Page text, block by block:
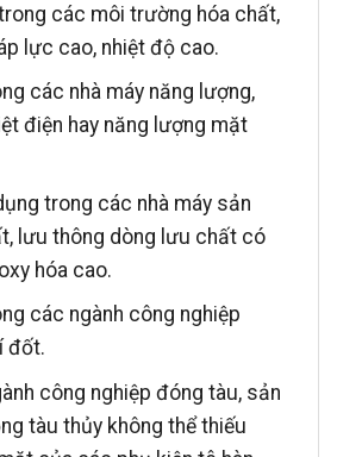
các môi trường hóa chất,
lực cao, nhiệt độ cao.
các nhà máy năng lượng,
điện hay năng lượng mặt
trong các nhà máy sản
lưu thông dòng lưu chất có
hóa cao.
các ngành công nghiệp
đốt.
công nghiệp đóng tàu, sản
tàu thủy không thể thiếu